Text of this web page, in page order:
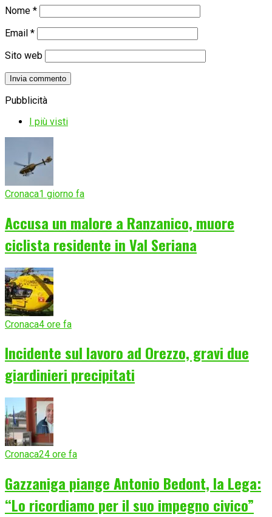
Nome *
Email *
Sito web
Pubblicità
I più visti
Cronaca1 giorno fa
Accusa un malore a Ranzanico, muore
ciclista residente in Val Seriana
Cronaca4 ore fa
Incidente sul lavoro ad Orezzo, gravi due
giardinieri precipitati
Cronaca24 ore fa
Gazzaniga piange Antonio Bedont, la Lega:
“Lo ricordiamo per il suo impegno civico”